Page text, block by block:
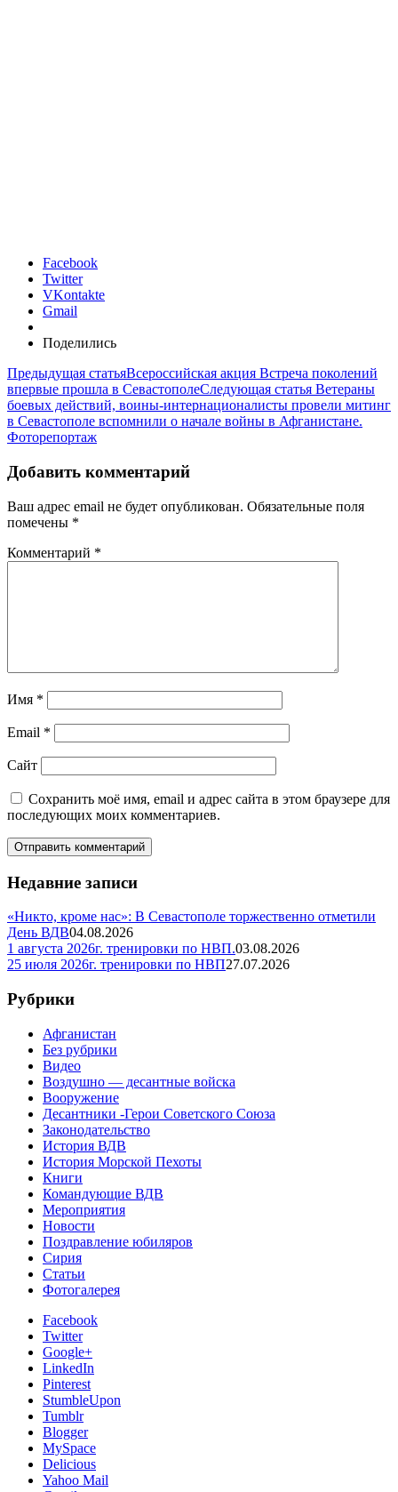
Facebook
Twitter
VKontakte
Gmail
Поделились
Предыдущая статьяВсероссийская акция Встреча поколений
впервые прошла в СевастополеСледующая статья Ветераны
боевых действий, воины-интернационалисты провели митинг
в Севастополе вспомнили о начале войны в Афганистане.
Фоторепортаж
Добавить комментарий
Ваш адрес email не будет опубликован. Обязательные поля
помечены *
Комментарий *
Имя *
Email *
Сайт
Сохранить моё имя, email и адрес сайта в этом браузере для
последующих моих комментариев.
Недавние записи
«Никто, кроме нас»: В Севастополе торжественно отметили
День ВДВ04.08.2026
1 августа 2026г. тренировки по НВП.03.08.2026
25 июля 2026г. тренировки по НВП27.07.2026
Рубрики
Афганистан
Без рубрики
Видео
Воздушно — десантные войска
Вооружение
Десантники -Герои Советского Союза
Законодательство
История ВДВ
История Морской Пехоты
Книги
Командующие ВДВ
Мероприятия
Новости
Поздравление юбиляров
Сирия
Статьи
Фотогалерея
Facebook
Twitter
Google+
LinkedIn
Pinterest
StumbleUpon
Tumblr
Blogger
MySpace
Delicious
Yahoo Mail